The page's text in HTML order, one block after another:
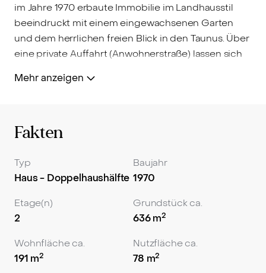
im Jahre 1970 erbaute Immobilie im Landhausstil
beeindruckt mit einem eingewachsenen Garten
und dem herrlichen freien Blick in den Taunus. Über
eine private Auffahrt (Anwohnerstraße) lassen sich
Von der Gartenseite aus gelangen Sie durch den
Hier befindet sich der großzügige und
dem Garten, ein Gäste-WC mit Tageslicht und eine
Wohnküche.
Über das helle Treppenhaus erreichen Sie die
zweite Etage. Hier verteilen sich ein Schlafzimmer
großzügiger weiterer Wohnbereich und ein
modernes Badezimmer, das über eine ebenerdige
Mehr anzeigen
Fakten
Typ
Haus - Doppelhaushälfte
Baujahr
1970
Etage(n)
2
Grundstück ca.
636m2
Wohnfläche ca.
191 m2
Nutzfläche ca.
78 m2